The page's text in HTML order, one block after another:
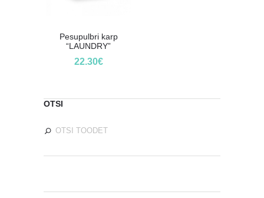
Pesupulbri karp
“LAUNDRY”
22.30€
OTSI